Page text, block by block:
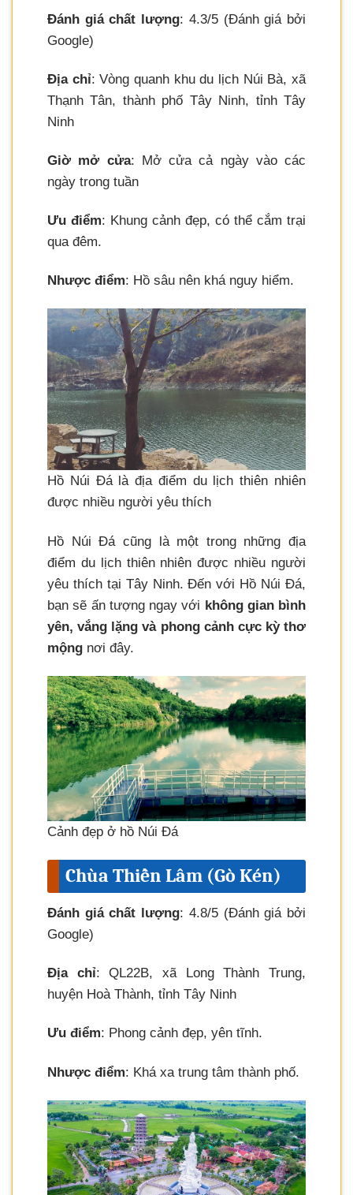
Đánh giá chất lượng: 4.3/5 (Đánh giá bởi
Google)
Địa chỉ: Vòng quanh khu du lịch Núi Bà, xã
Thạnh Tân, thành phố Tây Ninh, tỉnh Tây
Ninh
Giờ mở cửa: Mở cửa cả ngày vào các
ngày trong tuần
Ưu điểm: Khung cảnh đẹp, có thể cắm trại
qua đêm.
Nhược điểm: Hồ sâu nên khá nguy hiểm.
Hồ Núi Đá là địa điểm du lịch thiên nhiên
được nhiều người yêu thích
Hồ Núi Đá cũng là một trong những địa
điểm du lịch thiên nhiên được nhiều người
yêu thích tại Tây Ninh. Đến với Hồ Núi Đá,
bạn sẽ ấn tượng ngay với không gian bình
yên, vắng lặng và phong cảnh cực kỳ thơ
mộng nơi đây.
Cảnh đẹp ở hồ Núi Đá
Chùa Thiền Lâm (Gò Kén)
Đánh giá chất lượng: 4.8/5 (Đánh giá bởi
Google)
Địa chỉ: QL22B, xã Long Thành Trung,
huyện Hoà Thành, tỉnh Tây Ninh
Ưu điểm: Phong cảnh đẹp, yên tĩnh.
Nhược điểm: Khá xa trung tâm thành phố.